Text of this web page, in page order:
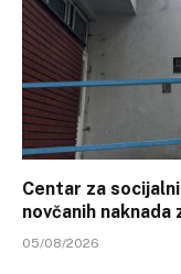
Centar za
novčanih
05/08/2026